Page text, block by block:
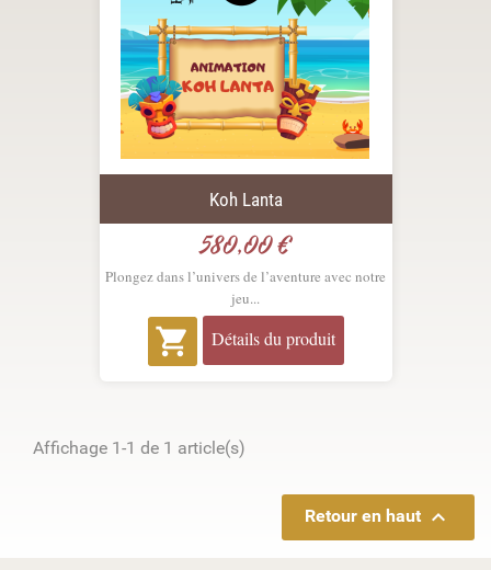
Koh Lanta
Prix
580,00 €
Plongez dans l’univers de l’aventure avec notre
jeu...
 Détails du produit
Affichage 1-1 de 1 article(s)
Retour en haut 